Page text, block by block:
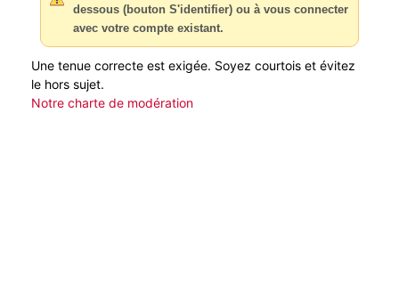
dessous (bouton S'identifier) ou à vous connecter
avec votre compte existant.
Une tenue correcte est exigée. Soyez courtois et évitez
le hors sujet.
Notre charte de modération